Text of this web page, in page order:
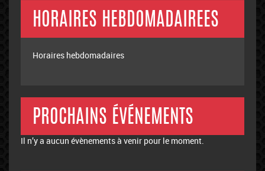
HORAIRES HEBDOMADAIREES
Horaires hebdomadaires
PROCHAINS ÉVÉNEMENTS
Il n’y a aucun évènements à venir pour le moment.